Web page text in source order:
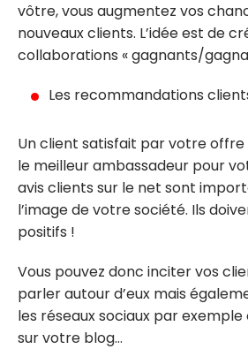
vôtre, vous augmentez vos
nouveaux clients. L’idée est de
collaborations « gagnants/
Les recommandations
Un client satisfait par votre
le meilleur ambassadeur pour
avis clients sur le net sont
l’image de votre société. Ils
positifs !
Vous pouvez donc inciter vos
parler autour d’eux mais
les réseaux sociaux par
sur votre blog…